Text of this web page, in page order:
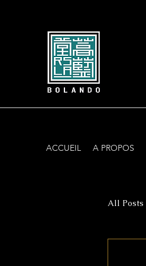
ACCUEIL A PROPOS
All Posts